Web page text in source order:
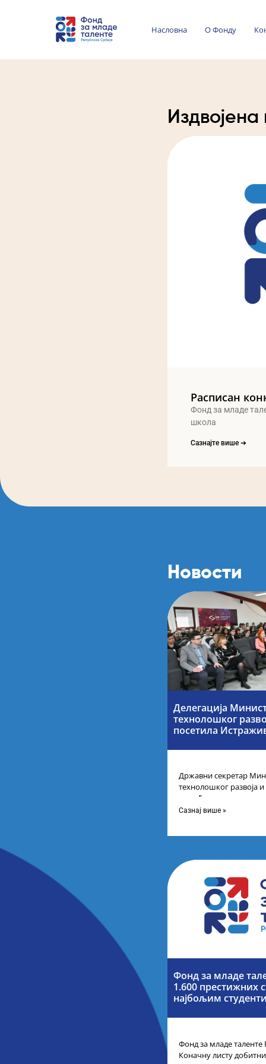
Насловна О Фонду
Издвојена
Расписан
Фонд за младе
школа
Сазнајте више ➔
Новости
Делегација
технолошког
посетила
Државни секретар
технолошког развоја
помоћник министра
представници Центра
Сазнај више »
Фонд за младе
1.600 престижних
најбољим
Фонд за младе таленте
Коначну листу